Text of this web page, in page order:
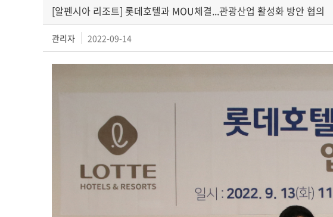
[알펜시아 리조트] 롯데호텔과 MOU체결...관광산업 활성화 방안 협의
관리자 2022-09-14